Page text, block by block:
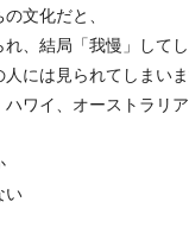
文化だと、
、結局「我慢」してし
には見られてしまいま
ワイ、オーストラリ
い